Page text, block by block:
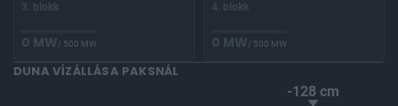
3. blokk
0 MW/ 500 MW
4. blokk
0 MW/ 500 MW
DUNA VÍZÁLLÁSA PAKSNÁL
-128 cm